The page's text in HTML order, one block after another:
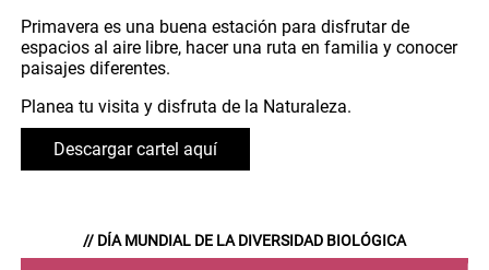
Primavera es una buena estación para disfrutar de
espacios al aire libre, hacer una ruta en familia y conocer
paisajes diferentes.
Planea tu visita y disfruta de la Naturaleza.
Descargar cartel aquí
// DÍA MUNDIAL DE LA DIVERSIDAD BIOLÓGICA